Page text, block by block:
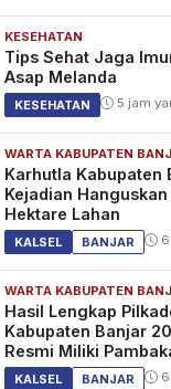
KESEHATAN
Tips Sehat Jaga
Asap Melanda
KESEHATAN 5 jam
WARTA KABUPATEN
Karhutla Kabupaten
Kejadian
Hektare Lahan
KALSEL BANJAR 6
WARTA KABUPATEN
Hasil Lengkap
Kabupaten Banjar
Resmi Miliki
KALSEL BANJAR 6